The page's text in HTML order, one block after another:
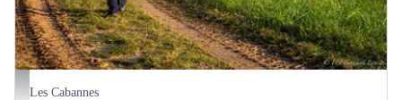
Circuit de Lacapelle Sainte-Lucie - BL - CDRP
Les Cabannes